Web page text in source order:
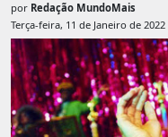
por Redação MundoMais
Terça-feira, 11 de Janeiro de 2022